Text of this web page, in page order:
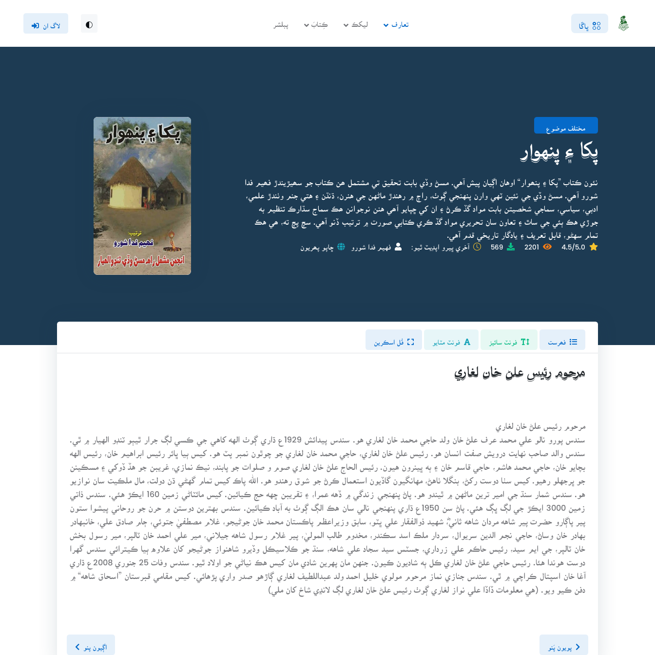
ڀاڱا تعارف ليکڪ ڪِتابَ پبلشر لاگ ان
مختلف موضوع
پکا ۽ پنهوار
نئون ڪتاب ”پکا ۽ پنھوار“ اوهان اڳيان پيش آهي. مسڻ وڏي بابت تحقيق تي مشتمل ھن ڪتاب جو سھيڙيندڙ فھيم فدا
شورو آھي. مسڻ وڏي جي نئين ٽهي وارن پنهنجي ڳوٺ، راڄ ۾ رهندڙ ماڻهن جي هنرن، ڌنڌن ۽ هتي جنم وٺندڙ علمي،
ادبي، سياسي، سماجي شخصيتن بابت مواد گڏ ڪرڻ ۽ ان کي ڇپايو آھي هنن نوجوانن ھڪ سماج سڌارڪ تنظيم به
جوڙي هڪ ٻئي جي ساٿ ۽ تعاون سان تحريري مواد گڏ ڪري ڪتابي صورت ۾ ترتيب ڏنو آهي. سچ پچ ته، ھي هڪ
تمام سهڻو، قابل تعريف ۽ يادگار تاريخي قدم آهي.
4.5/5.0
2201
569 آخري ڀيرو اپڊيٽ ٿيو: فهيم فدا شورو ڇاپو پھريون
فونٽ سائيز فونٽ مٽايو فُل اسڪرين
مرحوم رئيس علڻ خان لغاري
مرحوم رئيس علڻ خان لغاري
سندس پورو نالو علي محمد عرف علڻ خان ولد حاجي محمد خان لغاري هو. سندس پيدائش 1929ع ڌاري ڳوٺ الهه کاهي جي ڪسي لڳ جرار ٿيٻو ٽنڊو الهيار ۾ ٿي.
سندس والد صاحب نهايت درويش صفت انسان هو. رئيس علڻ خان لغاري، حاجي محمد خان لغاري جو چوٿون نمبر پٽ هو. کيس ٻيا ڀائر رئيس ابراهيم خان، رئيس الهه
بچايو خان، حاجي محمد هاشم، حاجي قاسم خان ۽ ٻه ڀينرون هيون. رئيس الحاج علڻ خان لغاري صوم و صلوات جو پابند، نيڪ نمازي، غريبن جو هڏ ڏوکي ۽ مسڪينن
جو ڀرجهلو رهيو. کيس سٺا دوست رکڻ، بنگلا ٺاهڻ، مهانگيون گاڏيون استعمال ڪرڻ جو شوق رهندو هو. الله پاڪ کيس تمام گهڻي ڌن دولت، مال ملڪيت سان نوازيو
هو. سندس شمار سنڌ جي امير ترين ماڻهن ۾ ٿيندو هو. پاڻ پنهنجي زندگي ۾ ڏهه عمرا، ۽ تقريبن ڇهه حج ڪيائين. کيس مائٽاڻي زمين 160 ايڪڙ هئي. سندس ذاتي
زمين 3000 ايڪڙ جي لڳ ڀڳ هئي. پاڻ سن 1950ع ڌاري پنهنجي نالي سان هڪ الڳ ڳوٺ به آباد ڪيائين. سندس بهترين دوستن ۾ حرن جو روحاني پيشوا ستون
پير پاڳارو حضرت پير شاهه مردان شاهه ثانيؓ، شهيد ذوالفقار علي ڀٽو، سابق وزيراعظم پاڪستان محمد خان جوڻيجو، غلام مصطفيٰ جتوئي، ڄام صادق علي، خانبهادر
بهادر خان وساڻ، حاجي نجم الدين سريوال، سردار ملڪ اسد سڪندر، مخدوم طالب الموليٰ، پير غلام رسول شاهه جيلاني، مير علي احمد خان ٽالپر، مير رسول بخش
خان ٽالپر، جي ايم سيد، رئيس حاڪم علي زرداري، جسٽس سيد سجاد علي شاهه، سنڌ جو ڪلاسيڪل وڏيرو شاهنواز جوڻيجو کان علاوه ٻيا ڪيترائي سندس گهرا
دوست هوندا هئا. رئيس حاجي علڻ خان لغاري ڪل ٻه شاديون ڪيون. جنهن مان پهرين شادي مان کيس هڪ نياڻي جو اولاد ٿيو. سندس وفات 25 جنوري 2008ع ڌاري
آغا خان اسپتال ڪراچي ۾ ٿي. سندس جنازي نماز مرحوم مولوي خليل احمد ولد عبداللطيف لغاري ڳاڙهو صدر واري پڙهائي. کيس مقامي قبرستان ”اسحاق شاهه“ ۾
دفن ڪيو ويو. (هي معلومات ڏاڏا علي نواز لغاري ڳوٺ رئيس علڻ خان لغاري لڳ لانڍي شاخ کان ملي)
پويون پَنو اڳيون پنو